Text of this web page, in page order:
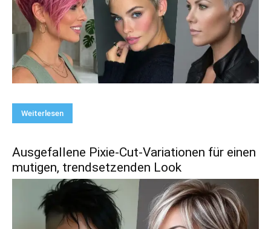
Weiterlesen
Ausgefallene Pixie-Cut-Variationen für einen
mutigen, trendsetzenden Look